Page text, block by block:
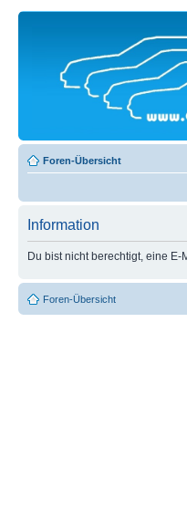
Foren-Übersicht
Information
Du bist nicht berechtigt, eine
Foren-Übersicht